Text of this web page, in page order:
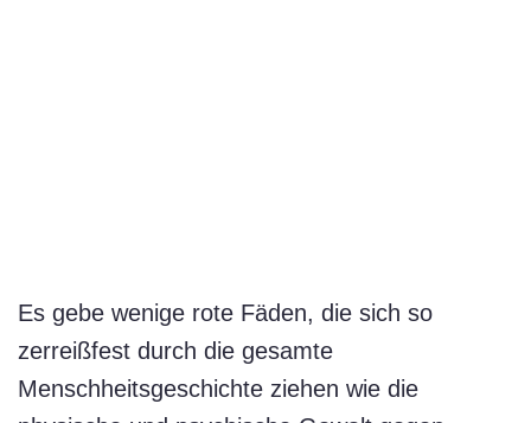
Es gebe wenige rote Fäden, die sich so
zerreißfest durch die gesamte
Menschheitsgeschichte ziehen wie die